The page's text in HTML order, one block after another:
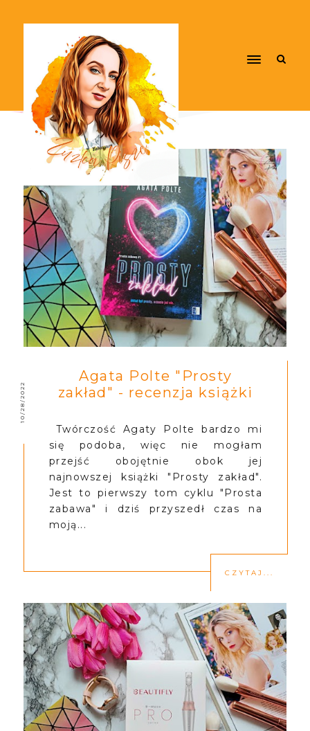
10/28/2022
Agata Polte "Prosty
zakład" - recenzja książki
Twórczość Agaty Polte bardzo mi
się podoba, więc nie mogłam
przejść obojętnie obok jej
najnowszej książki "Prosty zakład".
Jest to pierwszy tom cyklu "Prosta
zabawa" i dziś przyszedł czas na
moją...
CZYTAJ...